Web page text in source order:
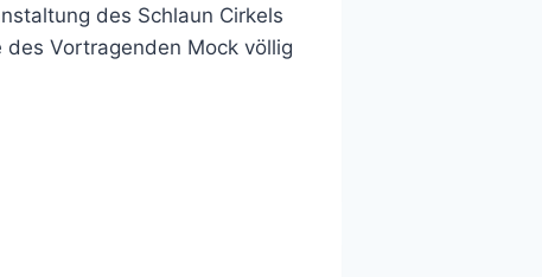
des Schlaun Cirkels
Vortragenden Mock völlig